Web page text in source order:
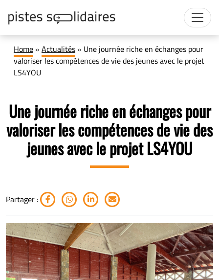
Home » Actualités » Une journée riche en échanges pour
valoriser les compétences de vie des jeunes avec le projet
LS4YOU
Une journée riche en échanges pour
valoriser les compétences de vie des
jeunes avec le projet LS4YOU
Partager :